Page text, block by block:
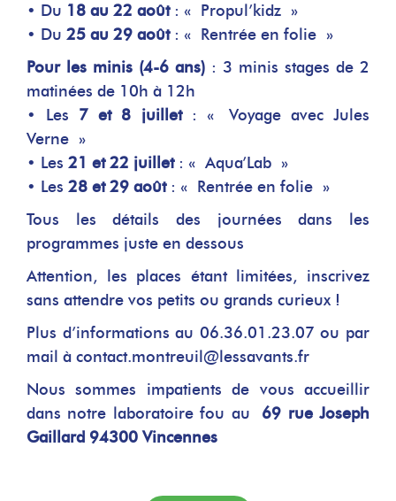
• Du 18 au 22 août: « Propul’kidz »
• Du 25 au 29 août: « Rentrée en folie »
Pour les minis (4-6 ans) : 3 minis stages de 2
matinées de 10h à 12h
• Les 7 et 8 juillet: « Voyage avec Jules
Verne »
• Les 21 et 22 juillet: « Aqua’Lab »
• Les 28 et 29 août: « Rentrée en folie »
Tous les détails des journées dans les
programmes juste en dessous
Attention, les places étant limitées, inscrivez
sans attendre vos petits ou grands curieux !
Plus d’informations au 06.36.01.23.07 ou par
mail à contact.montreuil@lessavants.fr
Nous sommes impatients de vous accueillir
dans notre laboratoire fou au 69 rue Joseph
Gaillard 94300 Vincennes